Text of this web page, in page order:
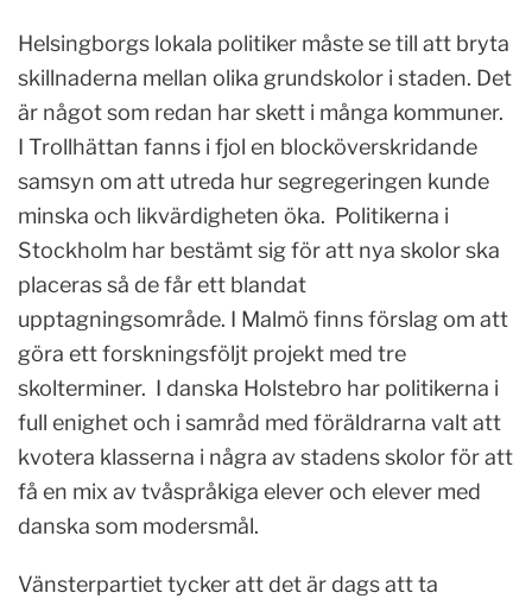
Helsingborgs lokala politiker måste se till att bryta
skillnaderna mellan olika grundskolor i staden. Det
är något som redan har skett i många kommuner.
I Trollhättan fanns i fjol en blocköverskridande
samsyn om att utreda hur segregeringen kunde
minska och likvärdigheten öka. Politikerna i
Stockholm har bestämt sig för att nya skolor ska
placeras så de får ett blandat
upptagningsområde. I Malmö finns förslag om att
göra ett forskningsföljt projekt med tre
skolterminer. I danska Holstebro har politikerna i
full enighet och i samråd med föräldrarna valt att
kvotera klasserna i några av stadens skolor för att
få en mix av tvåspråkiga elever och elever med
danska som modersmål.
Vänsterpartiet tycker att det är dags att ta